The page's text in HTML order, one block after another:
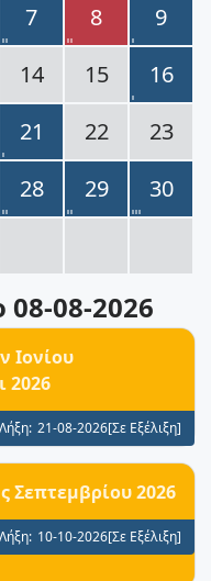
7 8
9
14 15
16
21 22
23
28 29
30
08-2026
Ιονίου
2026
Λήξη: 21-08-2026[Σε Εξέλιξη]
Σεπτεμβρίου 2026
Λήξη: 10-10-2026[Σε Εξέλιξη]